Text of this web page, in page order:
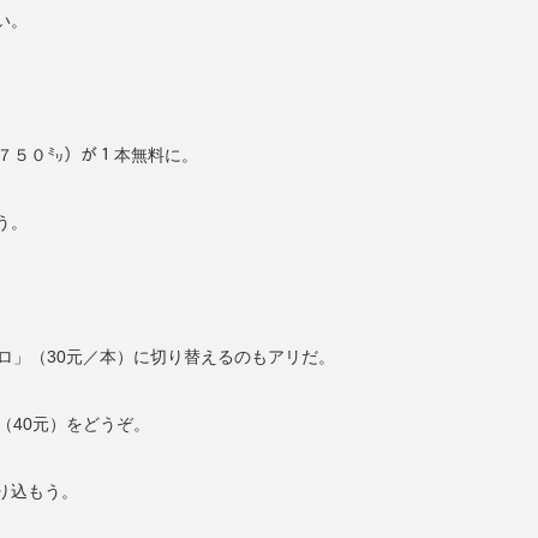
０㍉）が１本無料に。
（30元／本）に切り替えるのもアリだ。
40元）をどうぞ。
もう。